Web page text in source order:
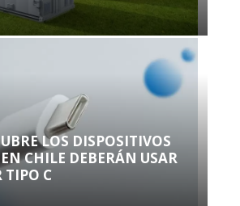
LOS DISPOSITIVOS
CHILE DEBERÁN USAR
TIPO C